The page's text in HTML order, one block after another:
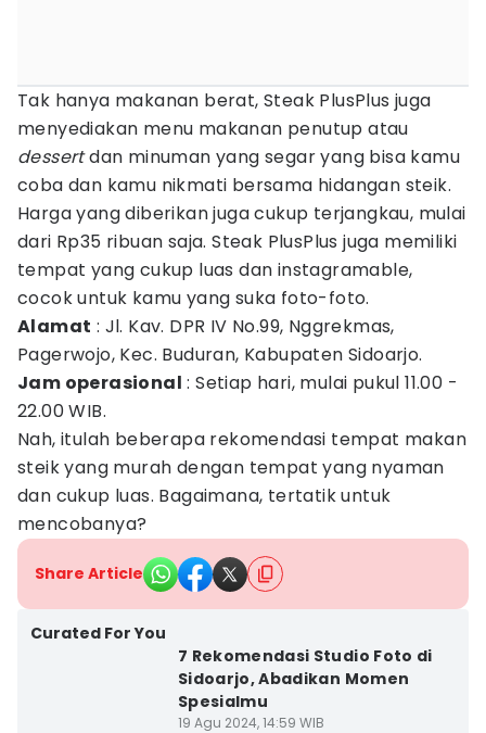
Tak hanya makanan berat, Steak PlusPlus juga
menyediakan menu makanan penutup atau
dessertdan minuman yang segar yang bisa kamu
coba dan kamu nikmati bersama hidangan steik.
Harga yang diberikan juga cukup terjangkau, mulai
dari Rp35 ribuan saja. Steak PlusPlus juga memiliki
tempat yang cukup luas dan instagramable,
cocok untuk kamu yang suka foto-foto.
Alamat : Jl. Kav. DPR IV No.99, Nggrekmas,
Pagerwojo, Kec. Buduran, Kabupaten Sidoarjo.
Jam operasional : Setiap hari, mulai pukul 11.00 -
22.00 WIB.
Nah, itulah beberapa rekomendasi tempat makan
steik yang murah dengan tempat yang nyaman
dan cukup luas. Bagaimana, tertatik untuk
mencobanya?
Share Article
Curated For You
7 Rekomendasi Studio Foto di
Sidoarjo, Abadikan Momen
Spesialmu
19 Agu 2024, 14:59 WIB